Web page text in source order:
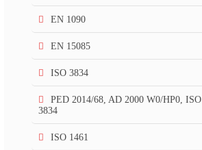
EN 1090
EN 15085
ISO 3834
PED 2014/68, AD 2000 W0/HP0, ISO
3834
ISO 1461